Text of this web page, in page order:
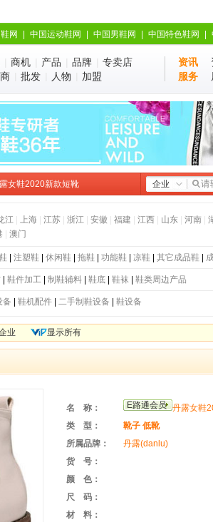
网 中国运动鞋网 中国男鞋网 中国特色鞋网
商机 产品 品牌
专卖店
批发 人物 加盟
资讯
服务
女鞋2020新款短靴 企业
江 上海| 江苏| 浙江 安徽| 福建 江西| 山东| 河南|
| 澳门
| 注塑鞋| 休闲鞋| 拖鞋| 功能鞋| 凉鞋| 其它成品鞋|
| 鞋件加工| 制鞋辅料| 鞋底| 鞋袜| 鞋类周边产品
备 鞋机配件| 二手制鞋设备 鞋设备
业 显示所有
名 称： 丹露女鞋
E路通会员
类 型： 靴子 低靴
所属品牌：
丹露(danlu)
货 号：
颜 色：
尺 码：
材 料：